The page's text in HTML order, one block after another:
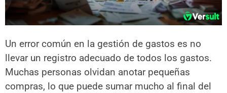
Un error común en la gestión de gastos es no
llevar un registro adecuado de todos los gastos.
Muchas personas olvidan anotar pequeñas
compras, lo que puede sumar mucho al final del